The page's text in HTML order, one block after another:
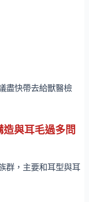
盡快帶去給獸醫檢
與耳毛過多問
群，主要和耳型與耳